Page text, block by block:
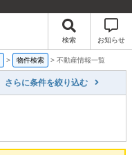
検索 お知らせ
> 物件検索 > 不動産情報一覧
さらに条件を絞り込む